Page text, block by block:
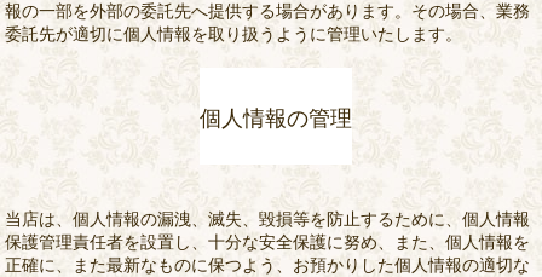
報の一部を外部の委託先へ提供する場合があります。その場合、業務
委託先が適切に個人情報を取り扱うように管理いたします。
個人情報の管理
当店は、個人情報の漏洩、滅失、毀損等を防止するために、個人情報
保護管理責任者を設置し、十分な安全保護に努め、また、個人情報を
正確に、また最新なものに保つよう、お預かりした個人情報の適切な